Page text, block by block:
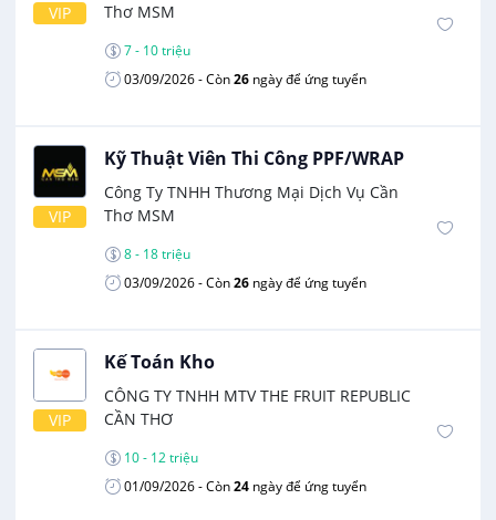
VIP
Thơ MSM
7 - 10 triệu
03/09/2026- Còn26 ngày để ứng tuyển
VIP
Kỹ Thuật Viên Thi Công PPF/WRAP
Công Ty TNHH Thương Mại Dịch Vụ Cần
Thơ MSM
8 - 18 triệu
03/09/2026- Còn26 ngày để ứng tuyển
VIP
Kế Toán Kho
CÔNG TY TNHH MTV THE FRUIT REPUBLIC
CẦN THƠ
10 - 12 triệu
01/09/2026- Còn24 ngày để ứng tuyển